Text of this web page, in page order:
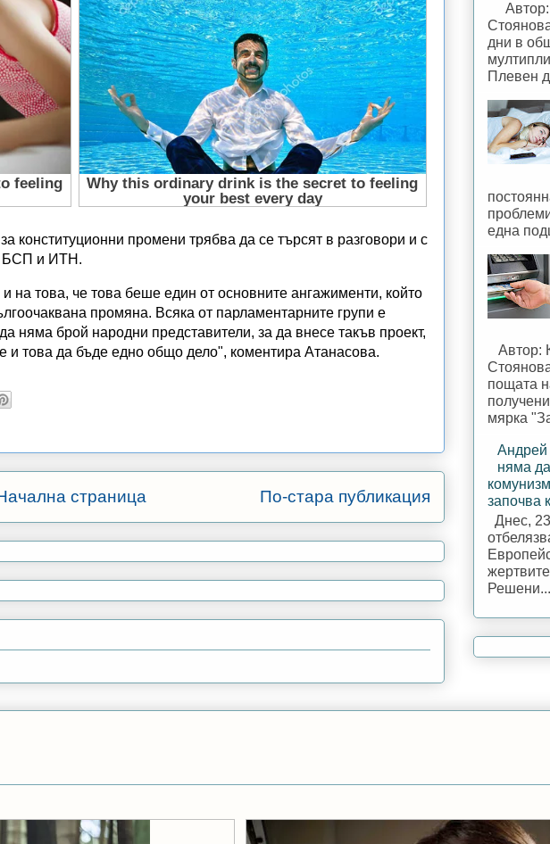
конституционни промени трябва да се търсят в разговори и с
БСП и ИТН.
на това, че това беше един от основните ангажименти, който
промяна. Всяка от парламентарните групи е
няма брой народни представители, за да внесе такъв проект,
и това да бъде едно общо дело", коментира Атанасова.
По-стара публикация
страница
Автор:
дни в
Плевен
една
Автор:
пощата
мярка
Андрей
няма
започва
Днес,
Решени...